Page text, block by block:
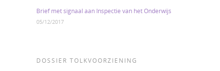
Brief met signaal aan Inspectie van het Onderwijs
05/12/2017
DOSSIER TOLKVOORZIENING